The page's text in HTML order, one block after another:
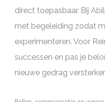
direct toepasbaar. Bij
met begeleiding zodat
experimenteren. Voor
successen en pas je
nieuwe gedrag